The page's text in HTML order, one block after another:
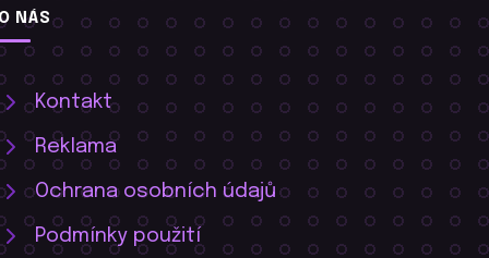
NÁS
Kontakt
Reklama
Ochrana osobních údajů
Podmínky použití